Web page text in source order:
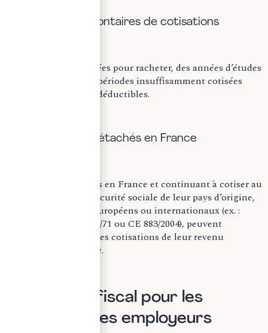
Rachats volontaires de cotisations
Les cotisations versées pour racheter, des années d’études
supérieures, ou des périodes insuffisamment cotisées
sont intégralement déductibles.
2. Salariés détachés en France
Les salariés détachés en France et continuant à cotiser au
régime de base de sécurité sociale de leur pays d’origine,
en vertu d’accords européens ou internationaux (ex. :
règlement CEE 1408/71 ou CE 883/2004), peuvent
également déduire ces cotisations de leur revenu
imposable en France.
II. L’impact fiscal pour les
salariés et les employeurs